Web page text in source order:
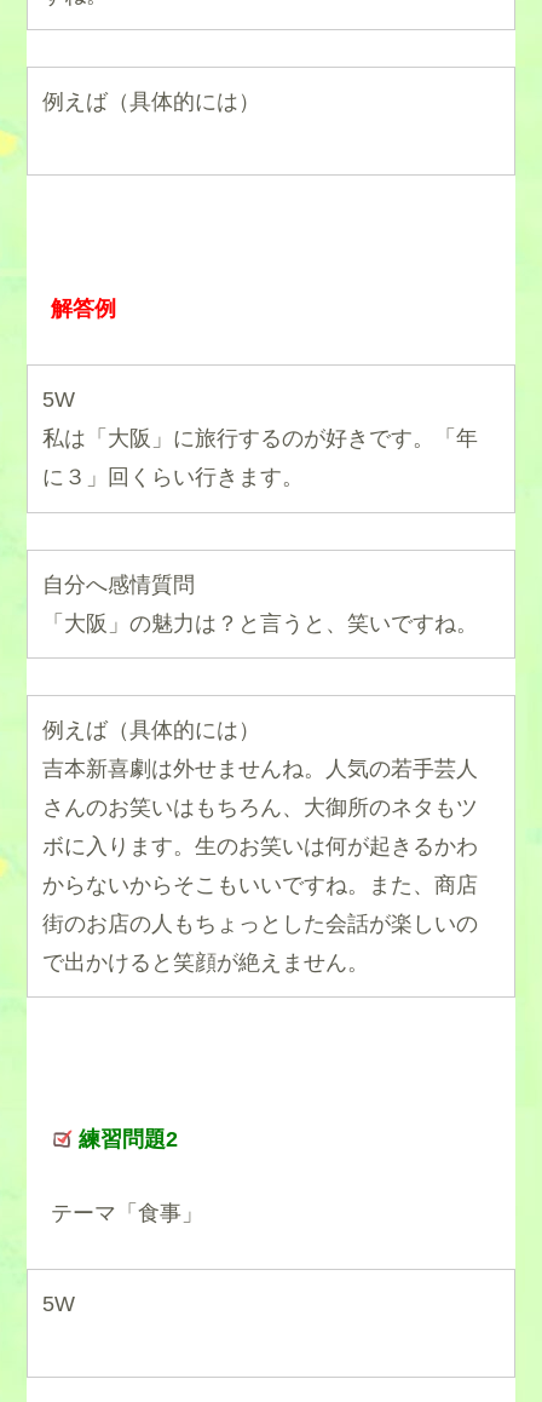
例えば（具体的には）
解答例
5W
私は「大阪」に旅行するのが好きです。「年
に３」回くらい行きます。
自分へ感情質問
「大阪」の魅力は？と言うと、笑いですね。
例えば（具体的には）
吉本新喜劇は外せませんね。人気の若手芸人
さんのお笑いはもちろん、大御所のネタもツ
ボに入ります。生のお笑いは何が起きるかわ
からないからそこもいいですね。また、商店
街のお店の人もちょっとした会話が楽しいの
で出かけると笑顔が絶えません。
練習問題2
テーマ「食事」
5W